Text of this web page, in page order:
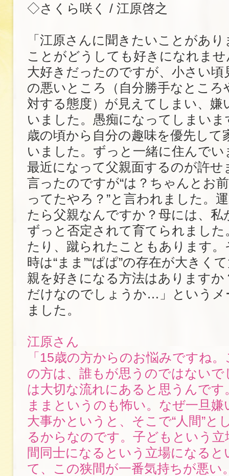
◇さくら咲く / 江原啓之
「江原さんに聞きたいことがあ
ことがどうしても好きになれま
大好きだったのですが、小さい頃
の悪いところ（自分勝手なところ
対する態度）が見えてしまい、嫌
いました。愚痴になってしまい
歳の頃から自分の趣味を優先して
いました。ずっと一緒に住んで
最近になって父親面するのが許せ
言ったのですが“は？ちゃんとお
ってたやろ？”と言われました。
たら父親なんですか？母には、私
ずっと否定されて育てられました
たり、蹴られたこともあります
時は“まま”“ぱぱ”の存在が大きく
親を好きになる方法はありますか
だけなのでしょうか…」というメ
ました。
江原さん
「15歳の方からのお悩みですね
の方は、誰もが思うのではない
は大切な流れにあると思うんです
ままというのも怖い。なぜ一旦
大事かというと、そこで“人間”と
るからなのです。子どもという立
間同士になるという立場になると
て、この狭間が一番気持ちが悪い